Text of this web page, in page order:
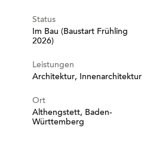
Status
Im Bau (Baustart Frühling
2026)
Leistungen
Architektur, Innenarchitektur
Ort
Althengstett, Baden-
Württemberg